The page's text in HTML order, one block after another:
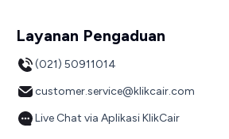
Layanan Pengaduan
(021) 50911014
customer.service@klikcair.com
Live Chat via Aplikasi KlikCair